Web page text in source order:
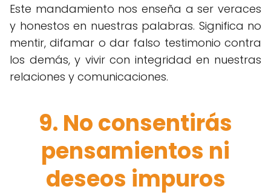
Este mandamiento nos enseña a ser veraces
y honestos en nuestras palabras. Significa no
mentir, difamar o dar falso testimonio contra
los demás, y vivir con integridad en nuestras
relaciones y comunicaciones.
9. No consentirás
pensamientos ni
deseos impuros